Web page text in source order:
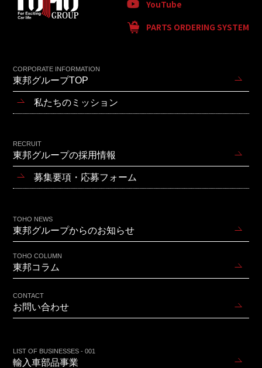
YouTube
PARTS ORDERING SYSTEM
CORPORATE INFORMATION
東邦グループTOP
私たちのミッション
RECRUIT
東邦グループの採用情報
募集要項・応募フォーム
TOHO NEWS
東邦グループからのお知らせ
TOHO COLUMN
東邦コラム
CONTACT
お問い合わせ
LIST OF BUSINESSES - 001
輸入車部品事業